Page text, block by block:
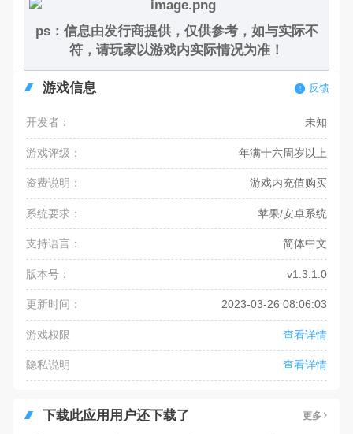
ps：信息由发行商提供，仅供参考，如与实际不
符，请玩家以游戏内实际情况为准！
游戏信息 反馈
开发者： 未知
游戏评级： 年满十六周岁以上
资费说明： 游戏内充值购买
系统要求： 苹果/安卓系统
支持语言： 简体中文
版本号： v1.3.1.0
更新时间： 2023-03-26 08:06:03
游戏权限 查看详情
隐私说明 查看详情
下载此应用用户还下载了 更多